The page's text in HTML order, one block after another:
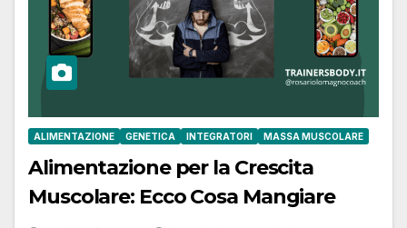
ALIMENTAZIONE GENETICA INTEGRATORI MASSA MUSCOLARE
Alimentazione per la Crescita
Muscolare: Ecco Cosa Mangiare